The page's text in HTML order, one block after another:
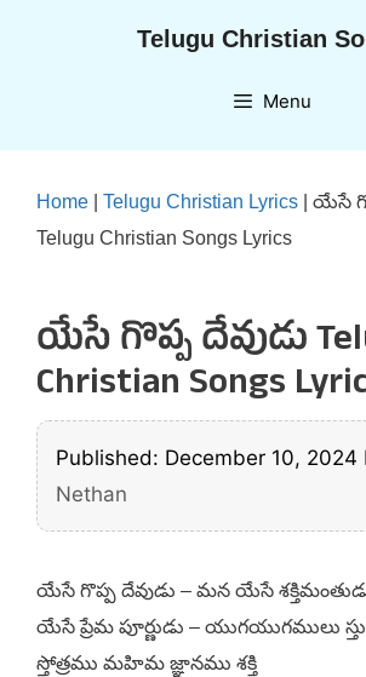
Telugu Christian
Menu
Home Telugu Christian Lyrics
యేసే
Telugu Christian Songs Lyrics
యేసే గొప్ప దేవుడు
Christian Songs
Published: December 10, 2024
Nethan
యేసే గొప్ప దేవుడు – మన యేసే
యేసే ప్రేమ పూర్ణుడు – యుగయుగములు
స్తోత్రము మహిమ జ్ఞానము శక్తి